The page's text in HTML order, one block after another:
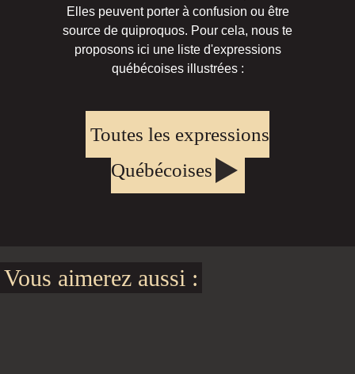
Elles peuvent porter à confusion ou être
source de quiproquos. Pour cela, nous te
proposons ici une liste d'expressions
québécoises illustrées :
Toutes les expressions
Québécoises
Vous aimerez aussi :